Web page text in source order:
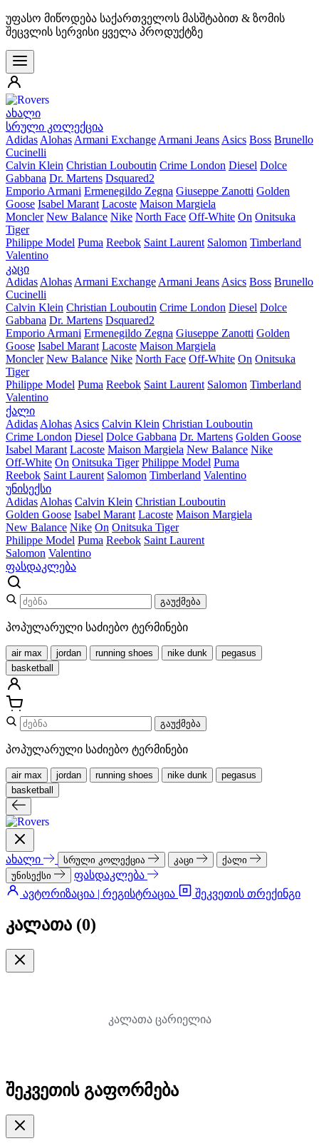
უფასო მიწოდება საქართველოს მასშტაბით & ზომის
შეცვლის სერვისი ყველა პროდუქტზე
ახალი
სრული კოლექცია
Adidas Alohas Armani Exchange Armani Jeans Asics Boss Brunello
Cucinelli
Calvin Klein Christian Louboutin Crime London Diesel Dolce
Gabbana Dr. Martens Dsquared2
Emporio Armani Ermenegildo Zegna Giuseppe Zanotti Golden
Goose Isabel Marant Lacoste Maison Margiela
Moncler New Balance Nike North Face Off-White On Onitsuka
Tiger
Philippe Model Puma Reebok Saint Laurent Salomon Timberland
Valentino
კაცი
Adidas Alohas Armani Exchange Armani Jeans Asics Boss Brunello
Cucinelli
Calvin Klein Christian Louboutin Crime London Diesel Dolce
Gabbana Dr. Martens Dsquared2
Emporio Armani Ermenegildo Zegna Giuseppe Zanotti Golden
Goose Isabel Marant Lacoste Maison Margiela
Moncler New Balance Nike North Face Off-White On Onitsuka
Tiger
Philippe Model Puma Reebok Saint Laurent Salomon Timberland
Valentino
ქალი
Adidas Alohas Asics Calvin Klein Christian Louboutin
Crime London Diesel Dolce Gabbana Dr. Martens Golden Goose
Isabel Marant Lacoste Maison Margiela New Balance Nike
Off-White On Onitsuka Tiger Philippe Model Puma
Reebok Saint Laurent Salomon Timberland Valentino
უნისექსი
Adidas Alohas Calvin Klein Christian Louboutin
Golden Goose Isabel Marant Lacoste Maison Margiela
New Balance Nike On Onitsuka Tiger
Philippe Model Puma Reebok Saint Laurent
Salomon Valentino
ფასდაკლება
გაუქმება
პოპულარული საძიებო ტერმინები
air max jordan running shoes nike dunk
pegasus
basketball
გაუქმება
პოპულარული საძიებო ტერმინები
air max jordan running shoes nike dunk
pegasus
basketball
ახალი სრული კოლექცია კაცი
ქალი
უნისექსი
ფასდაკლება
ავტორიზაცია | რეგისტრაცია
შეკვეთის თრექინგი
კალათა (0)
კალათა ცარიელია
შეკვეთის გაფორმება